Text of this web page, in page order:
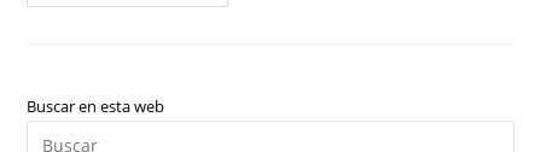
Exclamativos)
Buscar en esta web